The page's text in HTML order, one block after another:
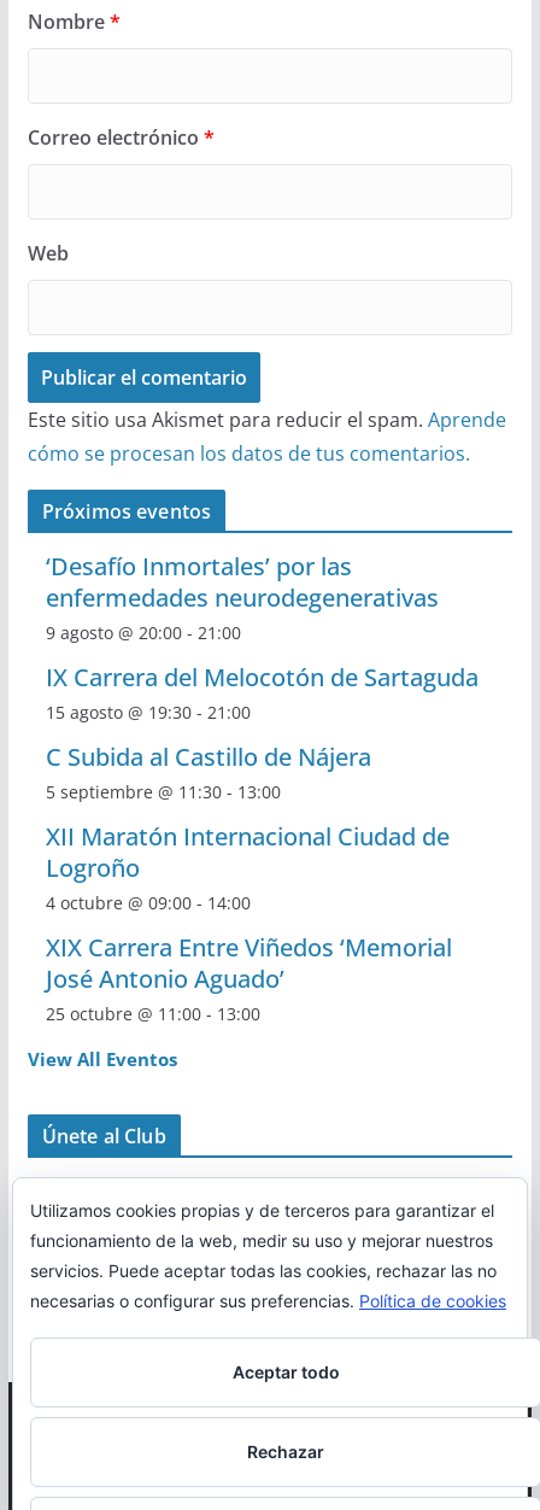
Nombre*
Correo electrónico *
Web
Este sitio usa Akismet para reducir el spam. Aprende
cómo se procesan los datos de tus comentarios.
Próximos eventos
‘Desafío Inmortales’ por las
enfermedades neurodegenerativas
9 agosto @ 20:00- 21:00
IX Carrera del Melocotón de Sartaguda
15 agosto @ 19:30- 21:00
C Subida al Castillo de Nájera
5 septiembre @ 11:30- 13:00
XII Maratón Internacional Ciudad de
Logroño
4 octubre @ 09:00- 14:00
XIX Carrera Entre Viñedos ‘Memorial
José Antonio Aguado’
25 octubre @ 11:00- 13:00
View All Eventos
Únete al Club
Correr en La Rioja
reservados.
Utilizamos cookies propias y de terceros para garantizar el
funcionamiento de la web, medir su uso y mejorar nuestros
servicios. Puede aceptar todas las cookies, rechazar las no
necesarias o configurar sus preferencias. Política de cookies
Aceptar todo
Rechazar